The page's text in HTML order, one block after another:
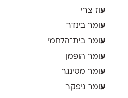
ע וז צרי
עומר בינדר
ע ומר בית־הלחמי
עומר הופמן
ע ומר מסינגר
ע ומר ניפקר